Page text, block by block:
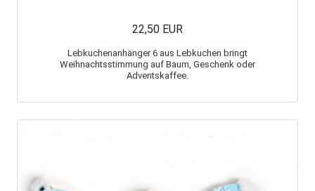
22,50 EUR
Lebkuchenanhänger 6 aus Lebkuchen bringt
Weihnachtsstimmung auf Baum, Geschenk oder
Adventskaffee.